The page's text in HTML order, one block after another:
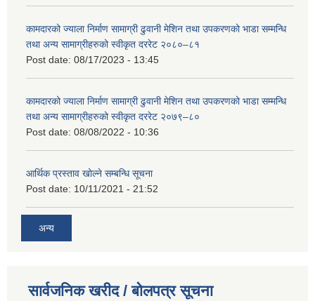
कामदारको ज्याला निर्माण सामाग्री ढुवानी मेशिन तथा उपकरणको भाडा सम्मन्धि
तथा अन्य सामाग्रीहरुको स्वीकृत दररेट २०८०–८१
Post date: 08/17/2023 - 13:45
कामदारको ज्याला निर्माण सामाग्री ढुवानी मेशिन तथा उपकरणको भाडा सम्मन्धि
तथा अन्य सामाग्रीहरुको स्वीकृत दररेट २०७९–८०
Post date: 08/08/2022 - 10:36
आर्थिक प्रस्ताव खोल्ने सम्बन्धि सूचना
Post date: 10/11/2021 - 21:52
अन्य
सार्वजनिक खरीद / बोलपत्र सूचना